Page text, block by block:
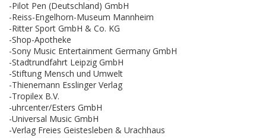
-Pilot Pen (Deutschland) GmbH
-Reiss-Engelhorn-Museum Mannheim
-Ritter Sport GmbH & Co. KG
-Shop-Apotheke
-Sony Music Entertainment Germany GmbH
-Stadtrundfahrt Leipzig GmbH
-Stiftung Mensch und Umwelt
-Thienemann Esslinger Verlag
-Tropilex B.V.
-uhrcenter/Esters GmbH
-Universal Music GmbH
-Verlag Freies Geistesleben & Urachhaus